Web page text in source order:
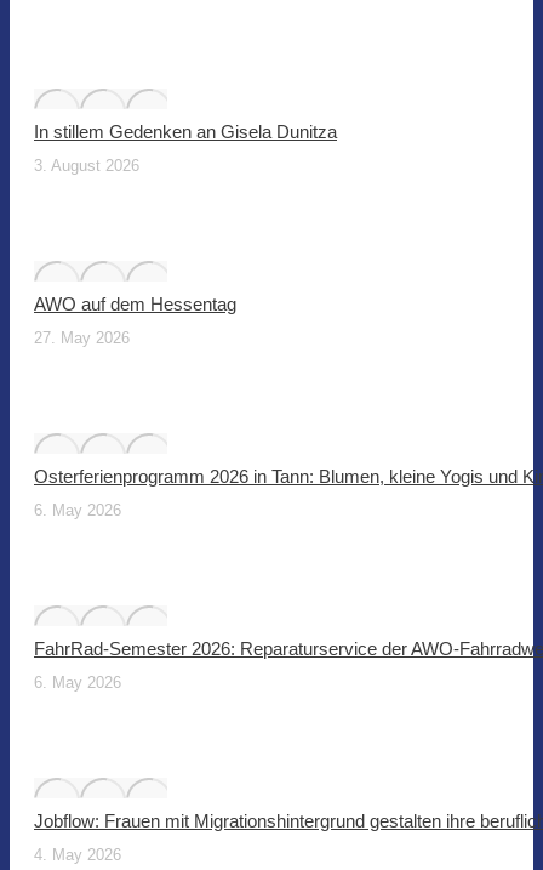
In stillem Gedenken an Gisela Dunitza
3. August 2026
AWO auf dem Hessentag
27. May 2026
Osterferienprogramm 2026 in Tann: Blumen, kleine Yogis und
6. May 2026
FahrRad-Semester 2026: Reparaturservice der AWO-
6. May 2026
Jobflow: Frauen mit Migrationshintergrund gestalten ihre
4. May 2026